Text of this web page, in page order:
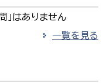
」はありません
一覧を見る